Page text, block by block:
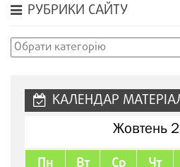
РУБРИКИ САЙТУ
Рубрики
КАЛЕНДАР
Жовтень